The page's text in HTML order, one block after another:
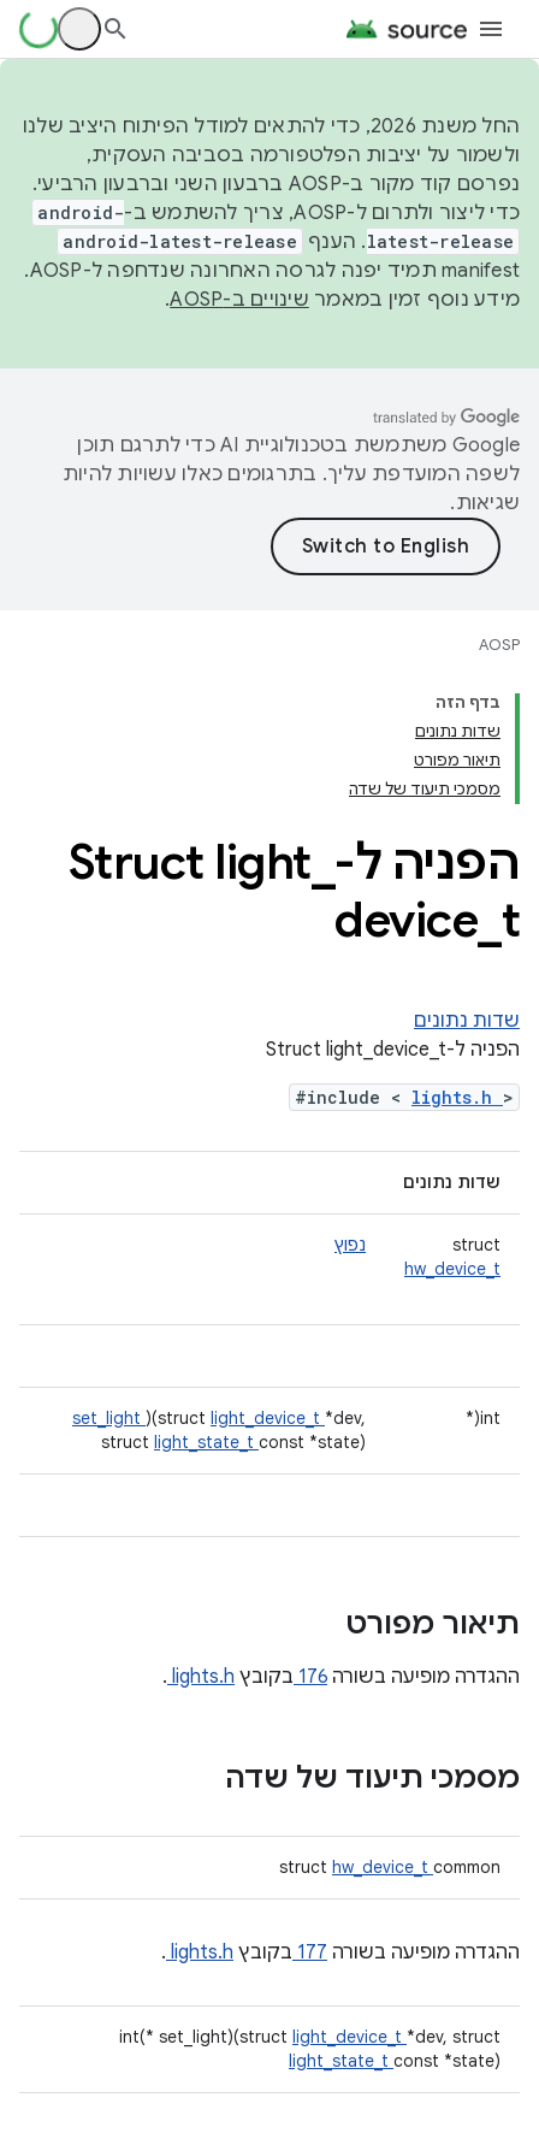
החל משנת 2026, כדי להתאים למודל הפיתוח היציב שלנו
ולשמור על יציבות הפלטפורמה בסביבה העסקית,
נפרסם קוד מקור ב-AOSP ברבעון השני וברבעון הרביעי.
כדי ליצור ולתרום ל-AOSP, צריך להשתמש ב-
android-
latest-release. הענף android-latest-release
manifest תמיד יפנה לגרסה האחרונה שנדחפה ל-AOSP.
מידע נוסף זמין במאמר שינויים ב-AOSP .
‫Google משתמשת בטכנולוגיית AI כדי לתרגם תוכן
לשפה המועדפת עליך. בתרגומים כאלו עשויות להיות
שגיאות.
AOSP
בדף הזה
שדות נתונים
תיאור מפורט
מסמכי תיעוד של שדה
הפניה ל-Struct light
device t
שדות נתונים
הפניה ל-Struct light_device_t
#include < lights.h >
שדות נתונים
struct
hw_device_t
נפוץ
int(*
set_light )(struct light_device_t *dev,
struct light_state_t const *state)
תיאור מפורט
ההגדרה מופיעה בשורה 176 בקובץ lights.h
.
מסמכי תיעוד של שדה
struct hw_device_t common
ההגדרה מופיעה בשורה 177 בקובץ lights.h
.
int(* set_light)(struct light_device_t *dev, struct
light_state_t const *state)